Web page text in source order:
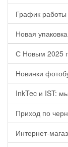
График
Новая
С Новым 2025
Новинки
InkTec и IST:
Приход по
Интернет-